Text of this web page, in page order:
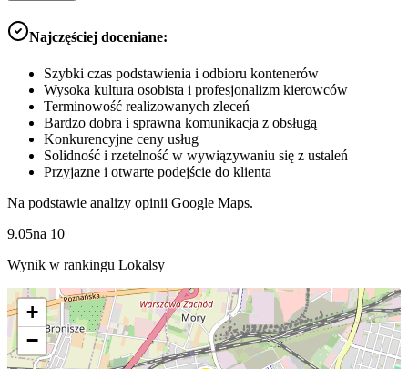
Najczęściej doceniane:
Szybki czas podstawienia i odbioru kontenerów
Wysoka kultura osobista i profesjonalizm kierowców
Terminowość realizowanych zleceń
Bardzo dobra i sprawna komunikacja z obsługą
Konkurencyjne ceny usług
Solidność i rzetelność w wywiązywaniu się z ustaleń
Przyjazne i otwarte podejście do klienta
Na podstawie analizy opinii Google Maps.
9.05na 10
Wynik w rankingu Lokalsy
+
−